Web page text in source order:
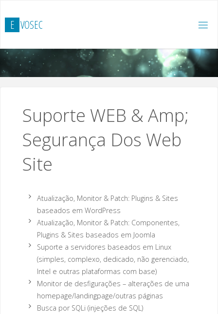
to
content
E VOSEC
Suporte WEB & Amp;
Segurança Dos Web
Site
Atualização, Monitor & Patch: Plugins & Sites
baseados em WordPress
Atualização, Monitor & Patch: Componentes,
Plugins & Sites baseados em Joomla
Suporte a servidores baseados em Linux
(simples, complexo, dedicado, não gerenciado,
Intel e outras plataformas com base)
Monitor de desfigurações – alterações de uma
homepage/landingpage/outras páginas
Busca por SQLi (injeções de SQL)